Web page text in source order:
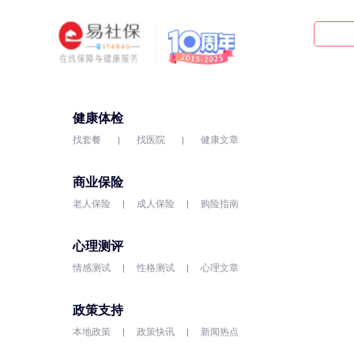
健康体检
找套餐 找医院 健康文章
商业保险
老人保险 成人保险 购险指南
心理测评
情感测试 性格测试 心理文章
政策支持
本地政策 政策快讯 新闻热点